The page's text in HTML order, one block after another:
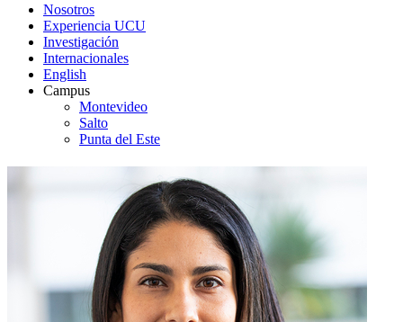
Nosotros
Experiencia UCU
Investigación
Internacionales
English
Campus
Montevideo
Salto
Punta del Este